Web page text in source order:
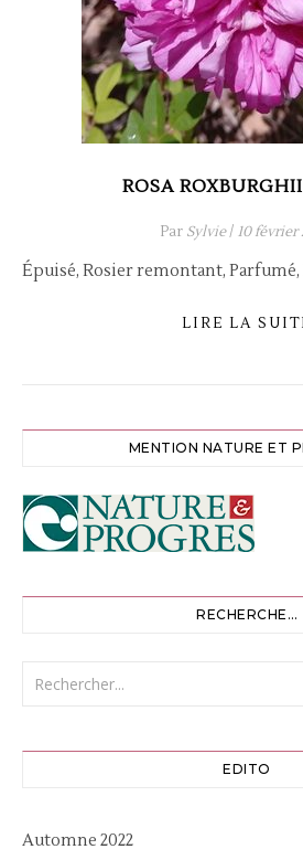
ROSA
Par Sylvie/ 10 février
Épuisé, Rosier remontant,
LIRE LA
MENTION NATURE ET
RECHERCHE…
EDITO
Automne 2022